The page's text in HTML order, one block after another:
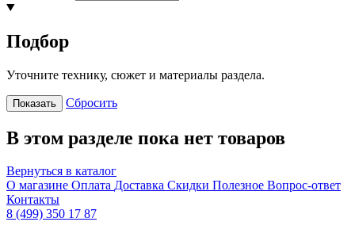
Подбор
Уточните технику, сюжет и материалы раздела.
Показать Сбросить
В этом разделе пока нет товаров
Вернуться в каталог
О магазине Оплата Доставка Скидки Полезное Вопрос-ответ
Контакты
8 (499) 350 17 87